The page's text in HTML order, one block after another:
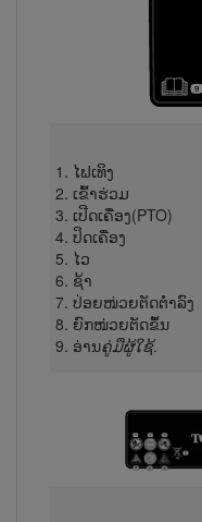
ໄຟ​ເທິງ
ເຂົ້າຮ່ວມ
ເປີດເຄື່ອງ(PTO)
ປິດເຄື່ອງ
ໄວ
ຊ້າ
ປ່ອຍໜ່ວຍຕັດຕ່ຳລົງ
ຍົກໜ່ວຍຕັດຂຶ້ນ
ອ່ານຄູ່ມືຜູ້ໃຊ້.